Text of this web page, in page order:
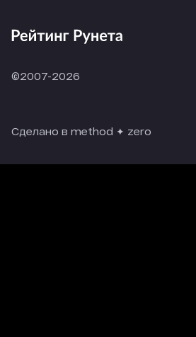
©2007-2026
Сделано в method ✦ zero